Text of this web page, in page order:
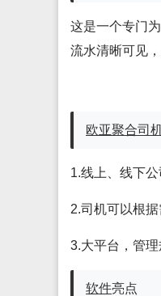
这是一个专门
流水清晰可见，
欧亚聚合司
1.线上、线下
2.司机可以根
3.大平台，管理
软件亮点